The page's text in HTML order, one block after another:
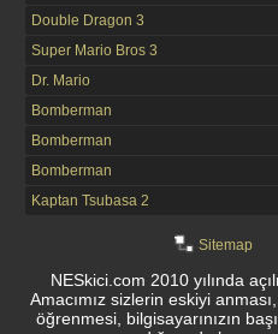
Double Dragon 3
Super Mario Bros 3
Dr. Mario
Bomberman
Bomberman
Bomberman
Kaptan Tsubasa 2
Sitemap
NESkici.com 2010 yılında
Amacımız sizlerin eskiyi
öğrenmesi, bilgisayarınızın